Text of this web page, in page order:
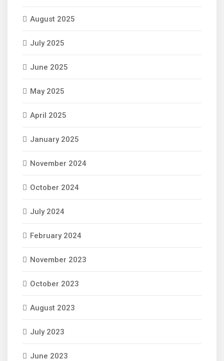
August 2025
July 2025
June 2025
May 2025
April 2025
January 2025
November 2024
October 2024
July 2024
February 2024
November 2023
October 2023
August 2023
July 2023
June 2023